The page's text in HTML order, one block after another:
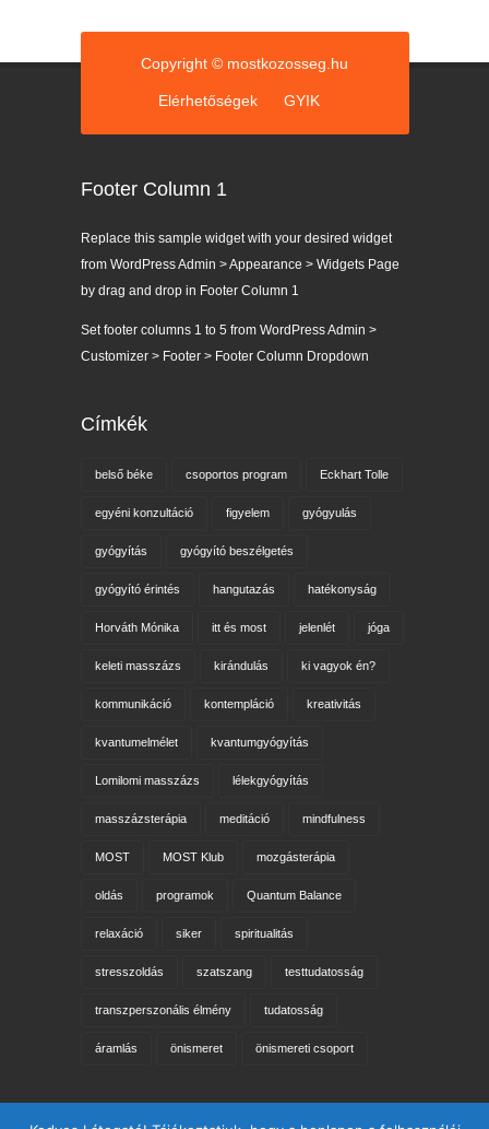
Copyright © mostkozosseg.hu
Elérhetőségek GYIK
Footer Column 1
Replace this sample widget with your desired widget
from WordPress Admin > Appearance > Widgets Page
by drag and drop in Footer Column 1
Set footer columns 1 to 5 from WordPress Admin >
Customizer > Footer > Footer Column Dropdown
Címkék
belső béke csoportos program Eckhart Tolle
egyéni konzultáció figyelem gyógyulás
gyógyítás gyógyító beszélgetés
gyógyító érintés hangutazás hatékonyság
Horváth Mónika itt és most jelenlét jóga
keleti masszázs kirándulás ki vagyok én?
kommunikáció kontempláció kreativitás
kvantumelmélet kvantumgyógyítás
Lomilomi masszázs lélekgyógyítás
masszázsterápia meditáció mindfulness
MOST MOST Klub mozgásterápia
oldás programok Quantum Balance
relaxáció siker spiritualitás
stresszoldás szatszang testtudatosság
transzperszonális élmény tudatosság
áramlás önismeret önismereti csoport